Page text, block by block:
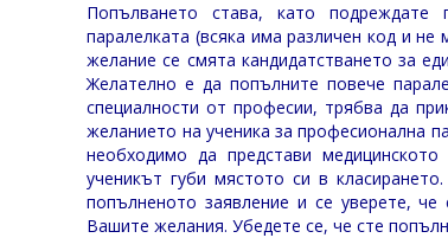
Попълването става, като подреждате
паралелката (всяка има различен код и
желание се смята кандидатстването за
Желателно е да попълните повече
специалности от професии, трябва да
желанието на ученика за професионална
необходимо да представи
ученикът губи мястото си в
попълненото заявление и се уверете,
Вашите желания. Убедете се, че сте